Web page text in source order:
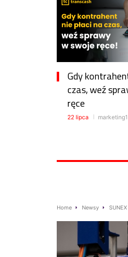
Gdy
czas, weź
ręce
22 lipca
Home Newsy